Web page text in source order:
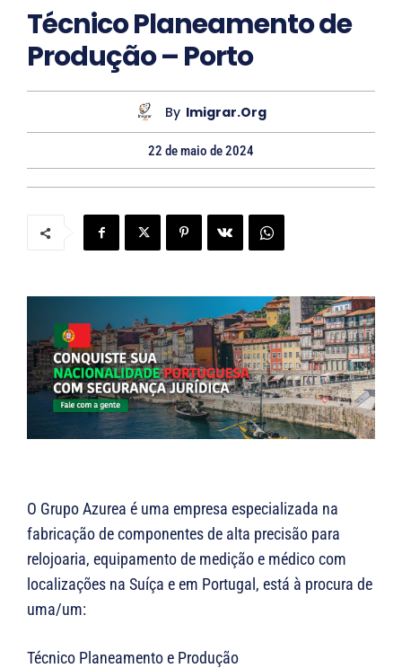
Técnico Planeamento de
Produção – Porto
By Imigrar.org
22 de maio de 2024
O Grupo Azurea é uma empresa especializada na
fabricação de componentes de alta precisão para
relojoaria, equipamento de medição e médico com
localizações na Suíça e em Portugal, está à procura de
uma/um:
Técnico Planeamento e Produção